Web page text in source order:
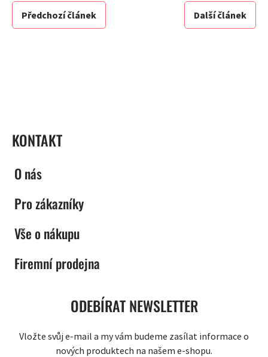
Předchozí článek Další článek
KONTAKT
O nás
Pro zákazníky
Vše o nákupu
Firemní prodejna
ODEBÍRAT NEWSLETTER
Vložte svůj e-mail a my vám budeme zasílat informace o
nových produktech na našem e-shopu.